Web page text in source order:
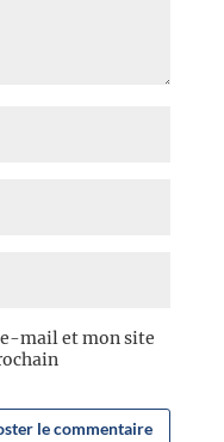
mail et mon site